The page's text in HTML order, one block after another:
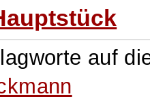
auf